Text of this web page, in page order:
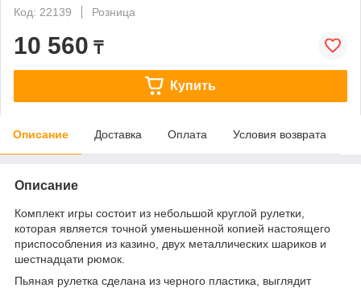
Код: 22139
Розница
10 560 ₸
Купить
Описание Доставка Оплата Условия возврата
Описание
Комплект игры состоит из небольшой круглой рулетки,
которая является точной уменьшенной копией настоящего
приспособления из казино, двух металлических шариков и
шестнадцати рюмок.
Пьяная рулетка сделана из черного пластика, выглядит